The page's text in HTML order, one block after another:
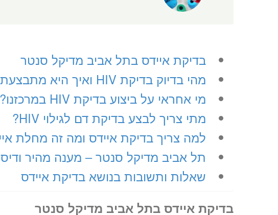
בדיקת איידס בתל אביב מדיקל סנטר
מהי בדיוק בדיקת HIV ואיך היא מתבצעת
מי אחראי על ביצוע בדיקת HIV במרכזנו?
מתי צריך לבצע בדיקת דם לגילוי HIV?
למה צריך בדיקת איידס ומה זה מחלת
תל אביב מדיקל סנטר – מענה מהיר
שאלות ותשובות בנושא בדיקת איידס
בדיקת איידס בתל אביב מדיקל סנטר